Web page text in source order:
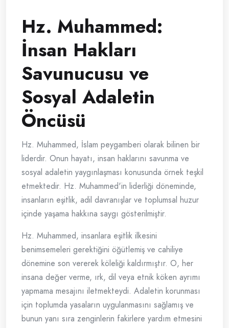
Hz. Muhammed:
İnsan Hakları
Savunucusu ve
Sosyal Adaletin
Öncüsü
Hz. Muhammed, İslam peygamberi olarak bilinen bir
liderdir. Onun hayatı, insan haklarını savunma ve
sosyal adaletin yaygınlaşması konusunda örnek teşkil
etmektedir. Hz. Muhammed'in liderliği döneminde,
insanların eşitlik, adil davranışlar ve toplumsal huzur
içinde yaşama hakkına saygı gösterilmiştir.
Hz. Muhammed, insanlara eşitlik ilkesini
benimsemeleri gerektiğini öğütlemiş ve cahiliye
dönemine son vererek köleliği kaldırmıştır. O, her
insana değer verme, ırk, dil veya etnik köken ayrımı
yapmama mesajını iletmekteydi. Adaletin korunması
için toplumda yasaların uygulanmasını sağlamış ve
bunun yanı sıra zenginlerin fakirlere yardım etmesini